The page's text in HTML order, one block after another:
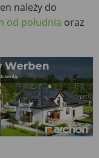
należy do
od południa oraz